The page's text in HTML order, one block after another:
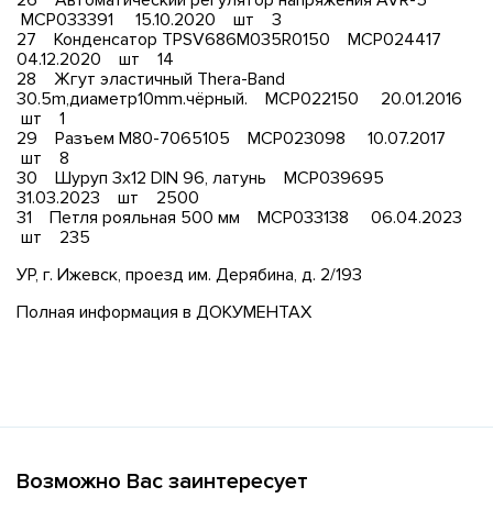
МСР033391 15.10.2020 шт 3
27 Конденсатор TPSV686M035R0150 МСР024417
04.12.2020 шт 14
28 Жгут эластичный Thera-Band
30.5m,диаметр10mm.чёрный. МСР022150 20.01.2016
шт 1
29 Разъем М80-7065105 МСР023098 10.07.2017
шт 8
30 Шуруп 3х12 DIN 96, латунь МСР039695
31.03.2023 шт 2500
31 Петля рояльная 500 мм МСР033138 06.04.2023
шт 235
УР, г. Ижевск, проезд им. Дерябина, д. 2/193
Полная информация в ДОКУМЕНТАХ
Возможно Вас заинтересует